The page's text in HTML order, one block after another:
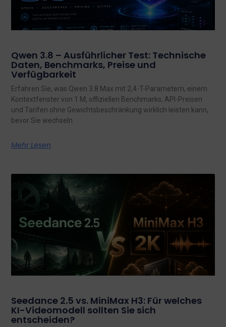
Qwen 3.8 – Ausführlicher Test: Technische
Daten, Benchmarks, Preise und
Verfügbarkeit
Erfahren Sie, was Qwen 3.8 Max mit 2,4-T-Parametern, einem
Kontextfenster von 1 M, offiziellen Benchmarks, API-Preisen
und Tarifen ohne Gewichtsbeschränkung wirklich leisten kann,
bevor Sie wechseln.
Mehr Lesen
Seedance 2.5 vs. MiniMax H3: Für welches
KI-Videomodell sollten Sie sich
entscheiden?